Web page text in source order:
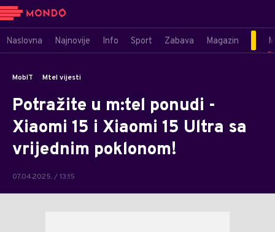
Naslovna Najnovije Info Sport Zabava Magazin
MobIT Mtel vijesti
Potražite u m:tel ponudi -
Xiaomi 15 i Xiaomi 15 Ultra sa
vrijednim poklonom!
07.04.2025. / 13:15